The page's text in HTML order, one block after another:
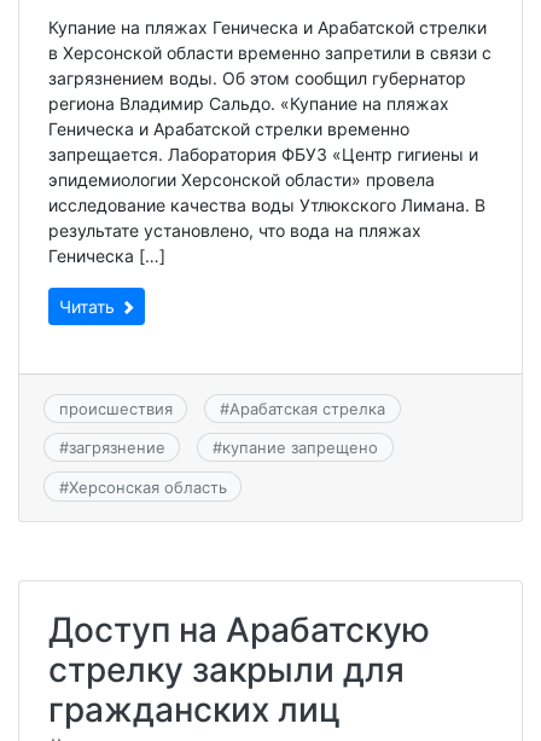
Купание на пляжах Геническа и Арабатской стрелки
в Херсонской области временно запретили в связи с
загрязнением воды. Об этом сообщил губернатор
региона Владимир Сальдо. «Купание на пляжах
Геническа и Арабатской стрелки временно
запрещается. Лаборатория ФБУЗ «Центр гигиены и
эпидемиологии Херсонской области» провела
исследование качества воды Утлюкского Лимана. В
результате установлено, что вода на пляжах
Геническа […]
Читать
происшествия #Арабатская стрелка
#загрязнение #купание запрещено
#Херсонская область
Доступ на Арабатскую
стрелку закрыли для
гражданских лиц